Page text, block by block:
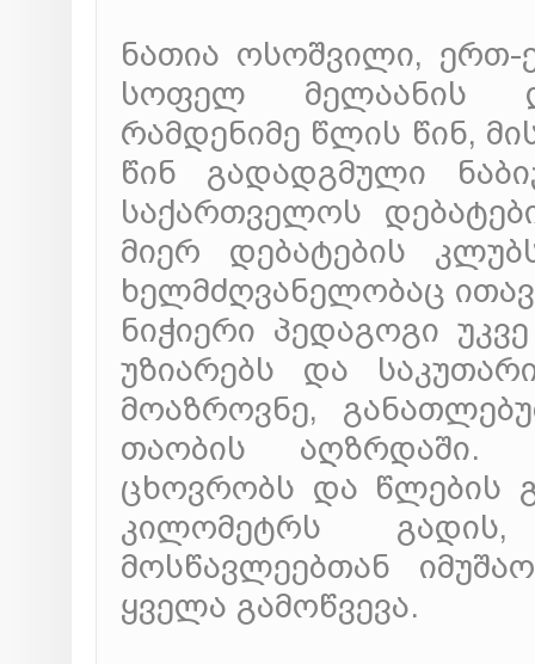
ნათია ოსოშვილი,
სოფელ მელაანის
რამდენიმე წლის წინ,
წინ გადადგმული
საქართველოს
მიერ დებატების
ხელმძღვანელობაც
ნიჭიერი პედაგოგი
უზიარებს და
მოაზროვნე,
თაობის აღზრდაში.
ცხოვრობს და წლების
კილომეტრს
მოსწავლეებთან
ყველა გამოწვევა.